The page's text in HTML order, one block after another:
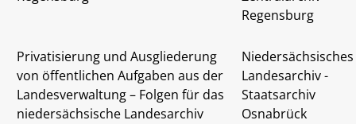
Regensburg
Privatisierung und Ausgliederung
von öffentlichen Aufgaben aus der
Landesverwaltung – Folgen für das
niedersächsische Landesarchiv
Niedersächsisches
Landesarchiv -
Staatsarchiv
Osnabrück